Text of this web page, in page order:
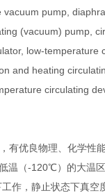
vacuum pump,
(vacuum) pump,
low-temperature
and heating
circulating
有优良物理、化学性
温（-120℃）的大温
作，静止状态下真空